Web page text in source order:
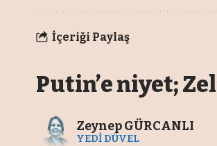
İçeriği Paylaş
Putin’e niyet;
Zeynep GÜRCANLI
YEDİ DÜVEL